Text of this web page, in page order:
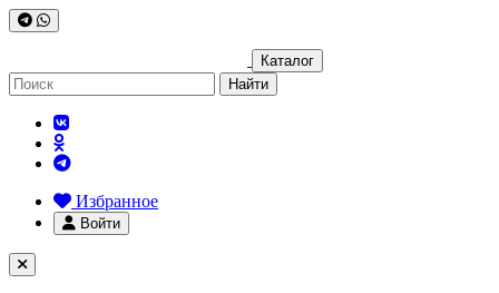
Каталог
Найти
Избранное
Войти